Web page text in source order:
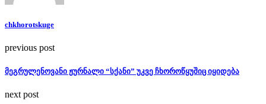
chkhorotskuge
previous post
მეგრულენოვანი ჟურნალი “სქანი” უკვე ჩხოროწყუშიც იყიდება
next post